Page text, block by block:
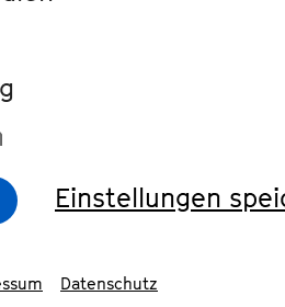
Einstellungen
Datenschutz
Salon